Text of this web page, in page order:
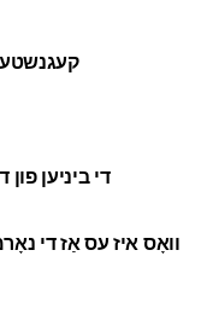
די ביניען
וואָס איז עס אַז די